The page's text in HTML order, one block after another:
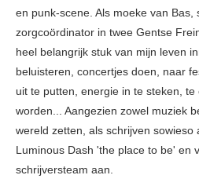
en punk-scene. Als moeke van Bas,
zorgcoördinator in twee Gentse
heel belangrijk stuk van mijn leven
beluisteren, concertjes doen, naar
uit te putten, energie in te steken,
worden... Aangezien zowel muziek
wereld zetten, als schrijven sowieso
Luminous Dash 'the place to be' en
schrijversteam aan.